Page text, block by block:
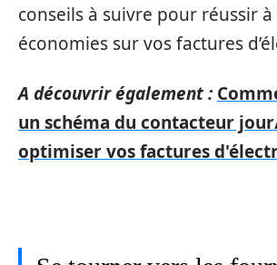
conseils à suivre pour réussir
économies sur vos factures
A découvrir également :
un schéma du contacteur
optimiser vos factures